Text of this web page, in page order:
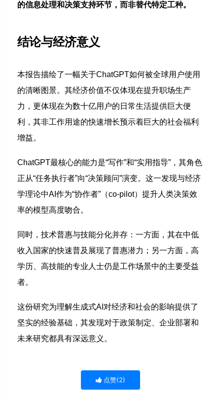
的信息处理和决策支持环节，而非替代特定工种。
结论与经济意义
本报告描绘了一幅关于ChatGPT如何被全球用户使用
的清晰图景。其经济价值不仅体现在提升职场生产
力，更体现在为数十亿用户的日常生活提供巨大便
利，其非工作用途的快速增长预示着巨大的社会福利
增益。
ChatGPT最核心的能力是“写作”和“实用指导”，其角色
正从“任务执行者”向“决策顾问”演变。这一发现与经济
学理论中AI作为“协作者”（co-pilot）提升人类决策效
率的模型高度吻合。
同时，技术普惠与技能分化并存：一方面，其在中低
收入国家的快速普及展现了普惠潜力；另一方面，高
学历、高技能的专业人士仍是工作场景中的主要受益
者。
这份研究为理解生成式AI对经济和社会的影响提供了
坚实的经验基础，其发现对于政策制定、企业部署和
未来研究都具有深远意义。
点赞(2)